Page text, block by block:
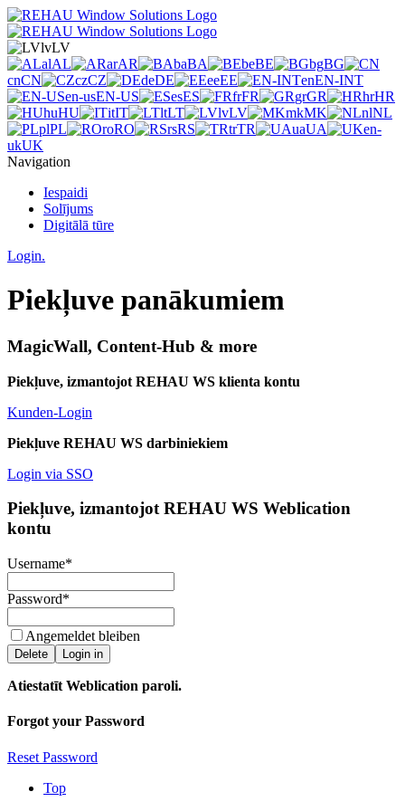
lvLV
alAL arAR baBA beBE bgBG
cnCN czCZ deDE eeEE enEN-INT
en-usEN-US esES frFR grGR hrHR
huHU itIT ltLT lvLV mkMK nlNL
plPL roRO rsRS trTR uaUA
en-
ukUK
Navigation
Iespaidi
Solījums
Digitālā tūre
Login.
Piekļuve panākumiem
MagicWall, Content-Hub & more
Piekļuve, izmantojot REHAU WS klienta kontu
Kunden-Login
Piekļuve REHAU WS darbiniekiem
Login via SSO
Piekļuve, izmantojot REHAU WS Weblication
kontu
Username*
Password*
Angemeldet bleiben
Delete Login in
Atiestatīt Weblication paroli.
Forgot your Password
Reset Password
Top